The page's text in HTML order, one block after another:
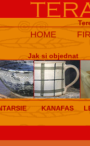
HOME
Jak si objednat
KANAFAS